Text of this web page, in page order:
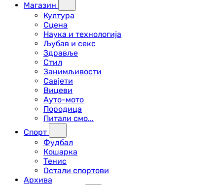
Магазин
Култура
Сцена
Наука и технологија
Љубав и секс
Здравље
Стил
Занимљивости
Савјети
Вицеви
Ауто-мото
Породица
Питали смо...
Спорт
Фудбал
Кошарка
Тенис
Остали спортови
Архива